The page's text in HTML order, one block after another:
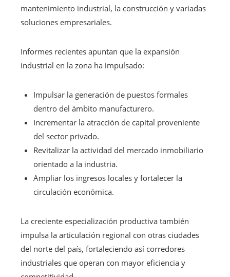
mantenimiento industrial, la construcción y variadas
soluciones empresariales.
Informes recientes apuntan que la expansión
industrial en la zona ha impulsado:
Impulsar la generación de puestos formales
dentro del ámbito manufacturero.
Incrementar la atracción de capital proveniente
del sector privado.
Revitalizar la actividad del mercado inmobiliario
orientado a la industria.
Ampliar los ingresos locales y fortalecer la
circulación económica.
La creciente especialización productiva también
impulsa la articulación regional con otras ciudades
del norte del país, fortaleciendo así corredores
industriales que operan con mayor eficiencia y